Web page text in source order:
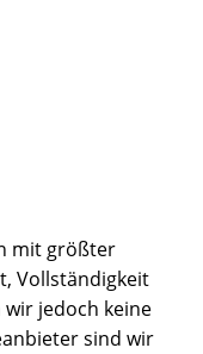
mit größter
Vollständigkeit
jedoch keine
sind wir